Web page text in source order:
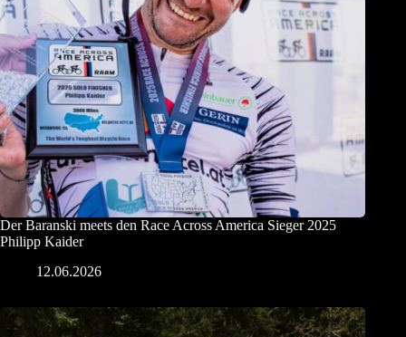
Der Baranski meets den Race Across America Sieger 2025
Philipp Kaider
12.06.2026